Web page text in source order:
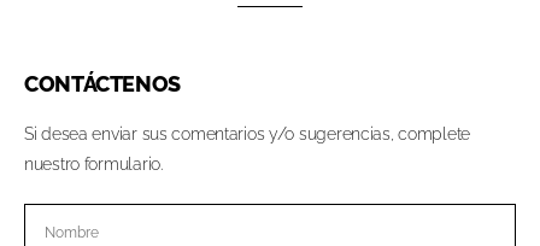
CONTÁCTENOS
Si desea enviar sus comentarios y/o sugerencias, complete
nuestro formulario.